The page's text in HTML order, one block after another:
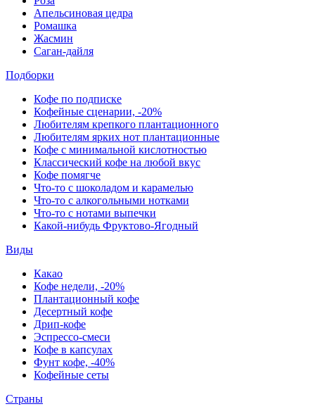
Апельсиновая цедра
Ромашка
Жасмин
Саган-дайля
Подборки
Кофе по подписке
Кофейные сценарии, -20%
Любителям крепкого плантационного
Любителям ярких нот плантационные
Кофе с минимальной кислотностью
Классический кофе на любой вкус
Кофе помягче
Что-то с шоколадом и карамелью
Что-то с алкогольными нотками
Что-то с нотами выпечки
Какой-нибудь Фруктово-Ягодный
Виды
Какао
Кофе недели, -20%
Плантационный кофе
Десертный кофе
Дрип-кофе
Эспрессо-смеси
Кофе в капсулах
Фунт кофе, -40%
Кофейные сеты
Страны